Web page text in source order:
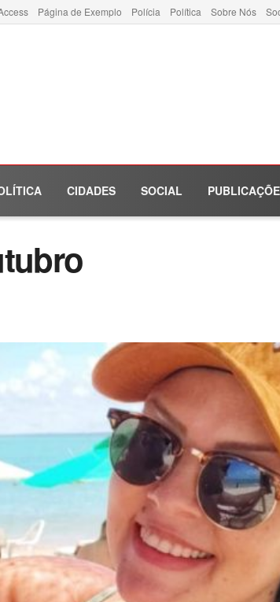
Página de Exemplo Polícia Política Sobre Nós
CIDADES SOCIAL